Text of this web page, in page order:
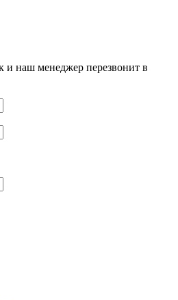
и наш менеджер перезвонит в